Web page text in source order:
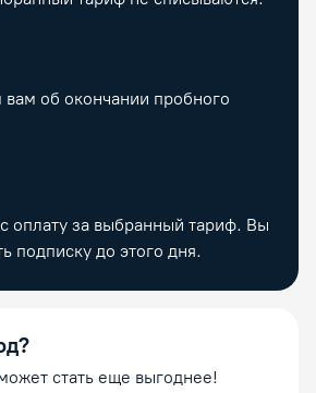
об окончании пробного
оплату за выбранный тариф. Вы
подписку до этого дня.
стать еще выгоднее!